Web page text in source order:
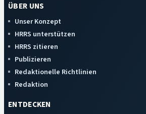
ÜBER UNS
Unser Konzept
HRRS unterstützen
HRRS zitieren
Publizieren
Redaktionelle Richtlinien
Redaktion
ENTDECKEN